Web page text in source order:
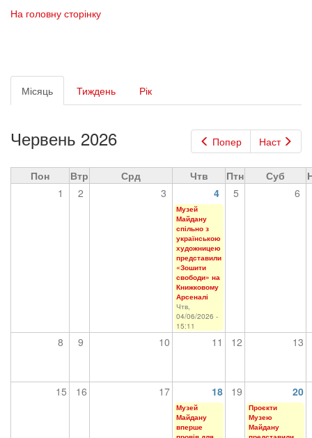
На головну сторінку
Первинні
вкладки
Місяць (активна
вкладка)
Тиждень Рік
Попер Наст
Червень 2026
Пон Втр Срд Чтв Птн Суб
1
2 3 4 5 6
Музей
Майдану
спільно з
українською
художницею
представили
«Зошити
свободи» на
Книжковому
Арсеналі
Чтв,
04/06/2026 -
15:11
8 9 10 11 12 13
15 16 17 18 19 20
Музей
Майдану
вперше
Проєкти
Музею
Майдану